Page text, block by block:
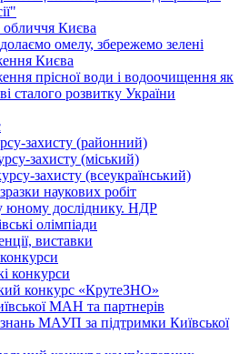
Києва
омелу, збережемо зелені
Києва
прісної води і водоочищення як
сталого розвитку України
захисту (районний)
захисту (міський)
захисту (всеукраїнський)
наукових робіт
юному досліднику. НДР
олімпіади
виставки
конкурси
конкурс «КрутеЗНО»
МАН та партнерів
МАУП за підтримки Київської